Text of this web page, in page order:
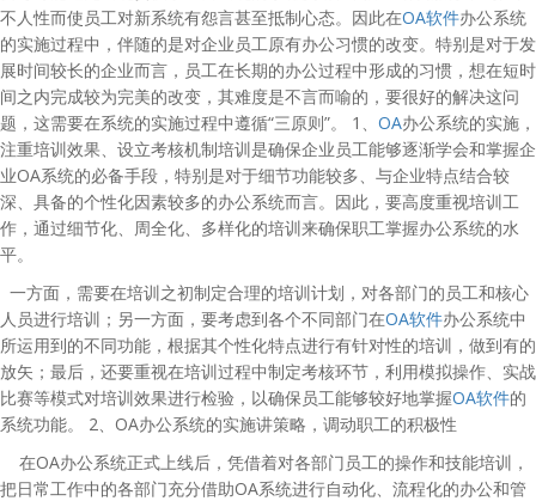
不人性而使员工对新系统有怨言甚至抵制心态。因此在OA软件办公系统
的实施过程中，伴随的是对企业员工原有办公习惯的改变。特别是对于发
展时间较长的企业而言，员工在长期的办公过程中形成的习惯，想在短时
间之内完成较为完美的改变，其难度是不言而喻的，要很好的解决这问
题，这需要在系统的实施过程中遵循“三原则”。
1 、 OA办公系统的实施，
注重培训效果、设立考核机制培训是确保企业员工能够逐渐学会和掌握企
业OA系统的必备手段，特别是对于细节功能较多、与企业特点结合较
深、具备的个性化因素较多的办公系统而言。因此，要高度重视培训工
作，通过细节化、周全化、多样化的培训来确保职工掌握办公系统的水
平。
一方面，需要在培训之初制定合理的培训计划，对各部门的员工和核心
人员进行培训；另一方面，要考虑到各个不同部门在OA软件办公系统中
所运用到的不同功能，根据其个性化特点进行有针对性的培训，做到有的
放矢；最后，还要重视在培训过程中制定考核环节，利用模拟操作、实战
比赛等模式对培训效果进行检验，以确保员工能够较好地掌握OA软件的
系统功能。
2、 OA办公系统的实施讲策略，调动职工的积极性
在OA办公系统正式上线后，凭借着对各部门员工的操作和技能培训，
把日常工作中的各部门充分借助OA系统进行自动化、流程化的办公和管